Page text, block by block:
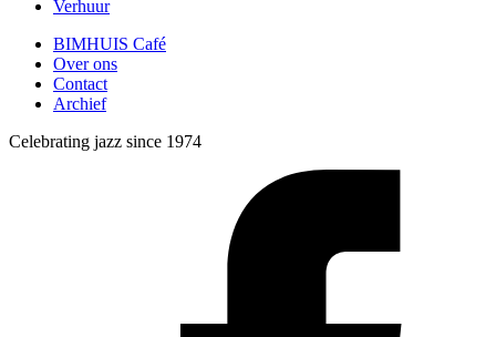
Verhuur
BIMHUIS Café
Over ons
Contact
Archief
Celebrating jazz since 1974